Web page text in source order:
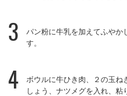
3
パン粉に牛乳を加えてふやか
す。
4
ボウルに牛ひき肉、２の玉ね
しょう、ナツメグを入れ、粘